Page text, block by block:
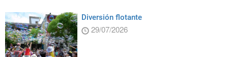
Diversión flotante
29/07/2026